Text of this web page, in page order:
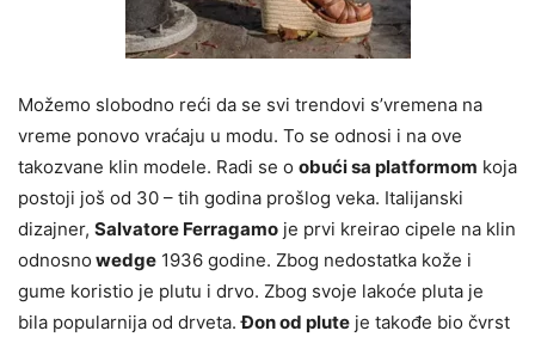
Možemo slobodno reći da se svi trendovi s’vremena na
vreme ponovo vraćaju u modu. To se odnosi i na ove
takozvane klin modele. Radi se o obući sa platformom koja
postoji još od 30 – tih godina prošlog veka. Italijanski
dizajner, Salvatore Ferragamo je prvi kreirao cipele na klin
odnosno wedge 1936 godine. Zbog nedostatka kože i
gume koristio je plutu i drvo. Zbog svoje lakoće pluta je
bila popularnija od drveta.Đon od plute je takođe bio čvrst